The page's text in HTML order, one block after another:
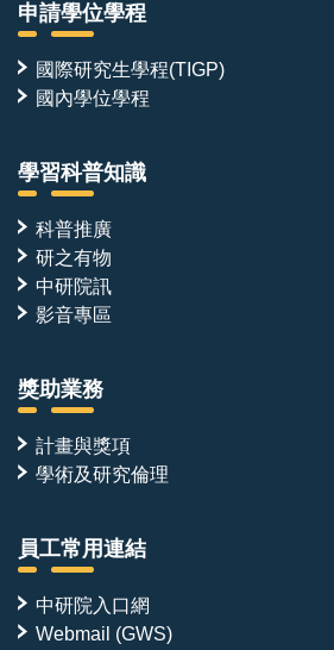
申請學位學程
國際研究生學程(TIGP)
國內學位學程
學習科普知識
科普推廣
研之有物
中研院訊
影音專區
獎助業務
計畫與獎項
學術及研究倫理
員工常用連結
中研院入口網
Webmail (GWS)